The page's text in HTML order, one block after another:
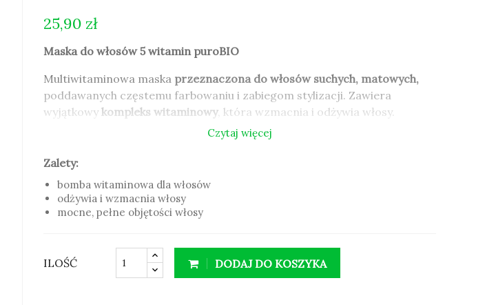
25,90 zł
Maska do włosów 5 witamin puroBIO
Multiwitaminowa maska przeznaczona do włosów suchych, matowych,
poddawanych częstemu farbowaniu i zabiegom stylizacji. Zawiera
wyjątkowy kompleks witaminowy, która wzmacnia i odżywia włosy.
Maska do włosów 5 witamin to całkowicienaturalna mieszanka witamin
która wnika głęboko w strukturę włosa i wzmacnia włókna, nadając
włosom piękny, naturalny blask. Dodatkowo maseczka do włosów
wzbogacona została ekstraktem z lnu
orazmaliną,ujędrnia strukturę włosa, nadając mu witalność.
bomba witaminowa dla włosów
odżywia i wzmacnia włosy
Czytaj więcej
Zalety:
bomba witaminowa dla włosów
odżywia i wzmacnia włosy
mocne, pełne objętości włosy
ILOŚĆ DODAJ DO KOSZYKA